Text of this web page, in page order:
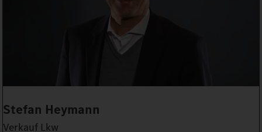
Stefan Heymann
Verkauf Lkw